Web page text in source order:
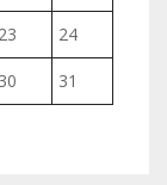
23 24
30
31